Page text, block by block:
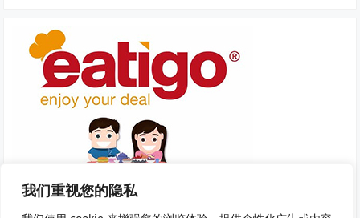
我们重视您的隐私